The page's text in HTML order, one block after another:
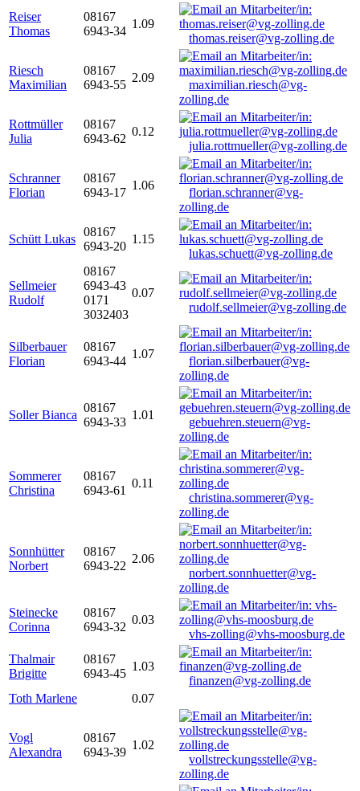
Reiser
Thomas
08167
6943-34
1.09
thomas.reiser@vg-zolling.de
Riesch
Maximilian
08167
6943-55
2.09
maximilian.riesch@vg-
zolling.de
Rottmüller
Julia
08167
6943-62
0.12
julia.rottmueller@vg-zolling.de
Schranner
Florian
08167
6943-17
1.06
florian.schranner@vg-
zolling.de
Schütt Lukas
08167
6943-20
1.15
lukas.schuett@vg-zolling.de
Sellmeier
Rudolf
08167
6943-43
0171
3032403
0.07
rudolf.sellmeier@vg-zolling.de
Silberbauer
Florian
08167
6943-44
1.07
florian.silberbauer@vg-
zolling.de
Soller Bianca
08167
6943-33
1.01
gebuehren.steuern@vg-
zolling.de
Sommerer
Christina
08167
6943-61
0.11
christina.sommerer@vg-
zolling.de
Sonnhütter
Norbert
08167
6943-22
2.06
norbert.sonnhuetter@vg-
zolling.de
Steinecke
Corinna
08167
6943-32
0.03
vhs-zolling@vhs-moosburg.de
Thalmair
Brigitte
08167
6943-45
1.03
finanzen@vg-zolling.de
Toth Marlene
0.07
Vogl
Alexandra
08167
6943-39
1.02
vollstreckungsstelle@vg-
zolling.de